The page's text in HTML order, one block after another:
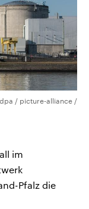
/ picture-alliance /
im
Pfalz die